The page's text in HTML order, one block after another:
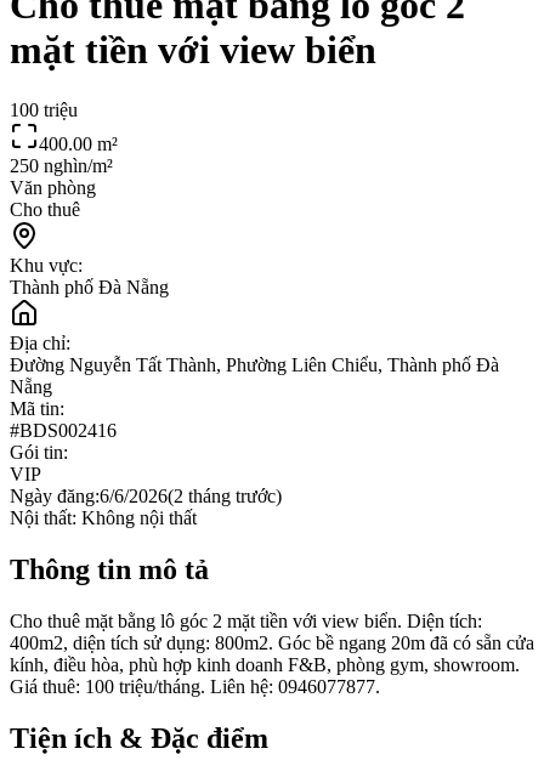
mặt tiền với view biển
100 triệu
400.00 m²
250 nghìn/m²
Văn phòng
Cho thuê
Khu vực:
Thành phố Đà Nẵng
Địa chỉ:
Đường Nguyễn Tất Thành, Phường Liên Chiểu, Thành phố Đà
Nẵng
Mã tin:
#BDS002416
Gói tin:
VIP
Ngày đăng:6/6/2026(2 tháng trước)
Nội thất: Không nội thất
Thông tin mô tả
Cho thuê mặt bằng lô góc 2 mặt tiền với view biển. Diện tích:
400m2, diện tích sử dụng: 800m2. Góc bề ngang 20m đã có sẵn cửa
kính, điều hòa, phù hợp kinh doanh F&B, phòng gym, showroom.
Giá thuê: 100 triệu/tháng. Liên hệ: 0946077877.
Tiện ích & Đặc điểm